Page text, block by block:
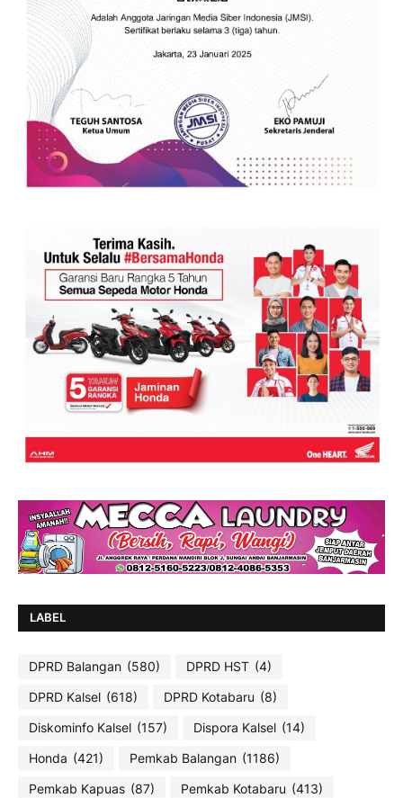
LABEL
DPRD Balangan (580) DPRD HST (4)
DPRD Kalsel (618) DPRD Kotabaru (8)
Diskominfo Kalsel (157) Dispora Kalsel (14)
Honda (421) Pemkab Balangan (1186)
Pemkab Kapuas (87) Pemkab Kotabaru (413)